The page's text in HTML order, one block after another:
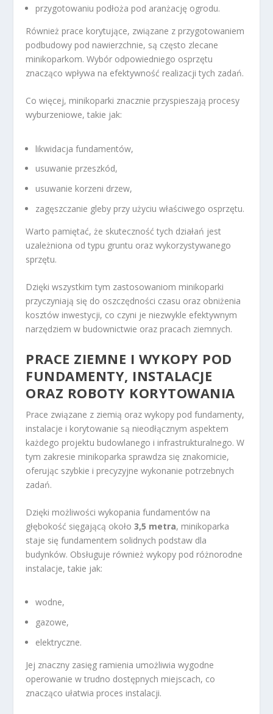
przygotowaniu podłoża pod aranżację ogrodu.
Również prace korytujące, związane z przygotowaniem
podbudowy pod nawierzchnie, są często zlecane
minikoparkom. Wybór odpowiedniego osprzętu
znacząco wpływa na efektywność realizacji tych zadań.
Co więcej, minikoparki znacznie przyspieszają procesy
wyburzeniowe, takie jak:
likwidacja fundamentów,
usuwanie przeszkód,
usuwanie korzeni drzew,
zagęszczanie gleby przy użyciu właściwego osprzętu.
Warto pamiętać, że skuteczność tych działań jest
uzależniona od typu gruntu oraz wykorzystywanego
sprzętu.
Dzięki wszystkim tym zastosowaniom minikoparki
przyczyniają się do oszczędności czasu oraz obniżenia
kosztów inwestycji, co czyni je niezwykle efektywnym
narzędziem w budownictwie oraz pracach ziemnych.
PRACE ZIEMNE I WYKOPY POD
FUNDAMENTY, INSTALACJE
ORAZ ROBOTY KORYTOWANIA
Prace związane z ziemią oraz wykopy pod fundamenty,
instalacje i korytowanie są nieodłącznym aspektem
każdego projektu budowlanego i infrastrukturalnego. W
tym zakresie minikoparka sprawdza się znakomicie,
oferując szybkie i precyzyjne wykonanie potrzebnych
zadań.
Dzięki możliwości wykopania fundamentów na
głębokość sięgającą około3,5 metra, minikoparka
staje się fundamentem solidnych podstaw dla
budynków. Obsługuje również wykopy pod różnorodne
instalacje, takie jak:
wodne,
gazowe,
elektryczne.
Jej znaczny zasięg ramienia umożliwia wygodne
operowanie w trudno dostępnych miejscach, co
znacząco ułatwia proces instalacji.